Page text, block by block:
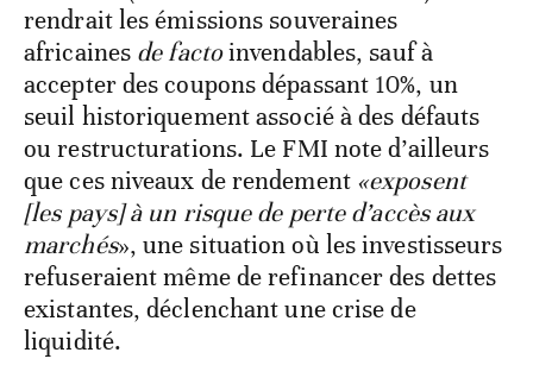
rendrait les émissions souveraines
africaines de factoinvendables, sauf à
accepter des coupons dépassant 10%, un
seuil historiquement associé à des défauts
ou restructurations. Le FMI note d’ailleurs
que ces niveaux de rendement «exposent
[les pays] à un risque de perte d’accès aux
marchés», une situation où les investisseurs
refuseraient même de refinancer des dettes
existantes, déclenchant une crise de
liquidité.